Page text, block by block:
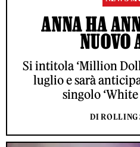
ANNA HA
NUOVO
Si intitola ‘Million
luglio e sarà
singolo
DI ROLLING